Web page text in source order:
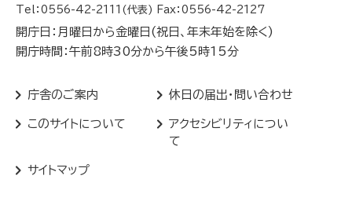
Tel：0556-42-2111(代表) Fax：0556-42-2127
開庁日：月曜日から金曜日(祝日、年末年始を除く)
開庁時間：午前8時30分から午後5時15分
庁舎のご案内 休日の届出・問い合わせ
このサイトについて
アクセシビリティについ
て
サイトマップ